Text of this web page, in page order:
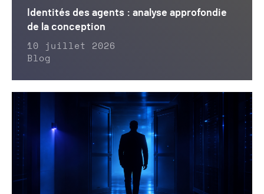
Identités des agents : analyse approfondie
de la conception
10 juillet 2026
Blog